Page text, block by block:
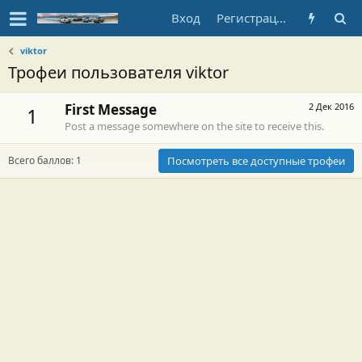
Вход Регистрация
viktor
Трофеи пользователя viktor
1 2 Дек 2016
First Message
Post a message somewhere on the site to receive this.
Всего баллов: 1 Посмотреть все доступные трофеи